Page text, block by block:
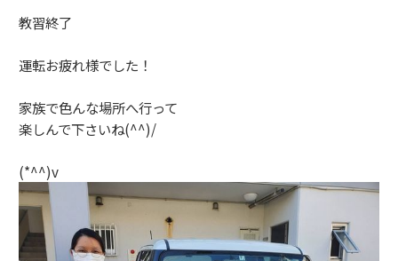
教習終了
運転お疲れ様でした！
家族で色んな場所へ行って
楽しんで下さいね(^^)/
(*^^)v